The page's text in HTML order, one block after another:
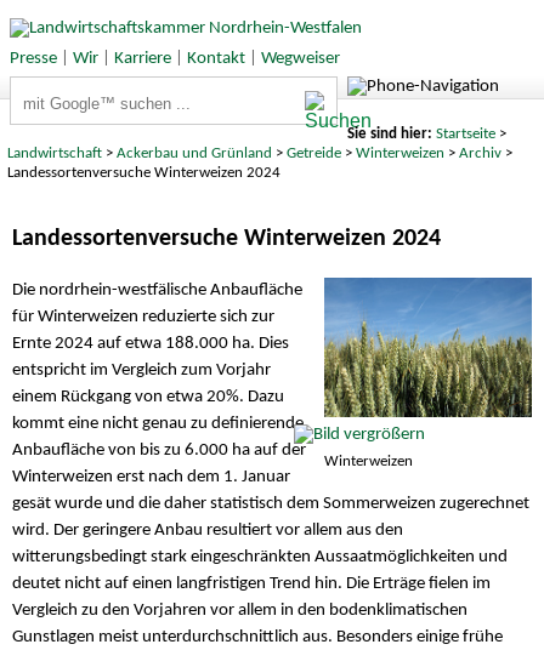
Presse| Wir| Karriere| Kontakt| Wegweiser
Sie sind hier: Startseite>
Landwirtschaft >Ackerbau und Grünland >Getreide >Winterweizen >Archiv >
Landessortenversuche Winterweizen 2024
Landessortenversuche Winterweizen 2024
Winterweizen
Die nordrhein-westfälische Anbaufläche
für Winterweizen reduzierte sich zur
Ernte 2024 auf etwa 188.000 ha. Dies
entspricht im Vergleich zum Vorjahr
einem Rückgang von etwa 20%. Dazu
kommt eine nicht genau zu definierende
Anbaufläche von bis zu 6.000 ha auf der
Winterweizen erst nach dem 1. Januar
gesät wurde und die daher statistisch dem Sommerweizen zugerechnet
wird. Der geringere Anbau resultiert vor allem aus den
witterungsbedingt stark eingeschränkten Aussaatmöglichkeiten und
deutet nicht auf einen langfristigen Trend hin. Die Erträge fielen im
Vergleich zu den Vorjahren vor allem in den bodenklimatischen
Gunstlagen meist unterdurchschnittlich aus. Besonders einige frühe